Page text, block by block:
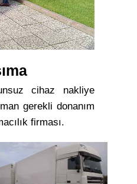
cihaz nakliye
gerekli donanım
firması.